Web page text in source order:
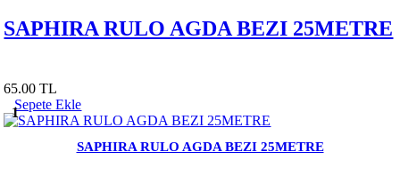
SAPHIRA RULO AGDA BEZI 25METRE
65.00 TL
1
Sepete Ekle
SAPHIRA RULO AGDA BEZI 25METRE